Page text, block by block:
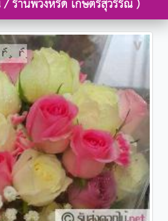
ร้านพวงหรีด เกษตรสุวรรณ )